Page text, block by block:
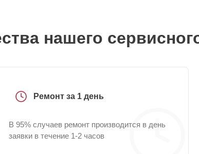
нашего
Ремонт за 1 день
В 95% случаев ремонт производится в день
заявки в течение 1-2 часов